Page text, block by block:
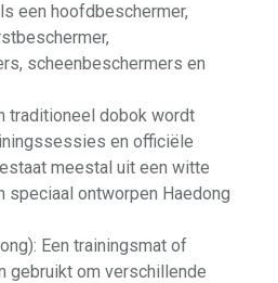
een hoofdbeschermer,
scheenbeschermers en
traditioneel dobok wordt
en officiële
meestal uit een witte
speciaal ontworpen Haedong
Een trainingsmat of
gebruikt om verschillende